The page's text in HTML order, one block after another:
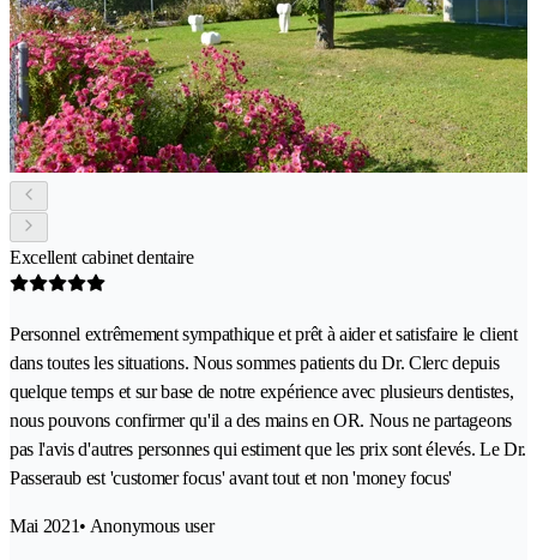
Excellent cabinet dentaire
Personnel extrêmement sympathique et prêt à aider et satisfaire le client
dans toutes les situations. Nous sommes patients du Dr. Clerc depuis
quelque temps et sur base de notre expérience avec plusieurs dentistes,
nous pouvons confirmer qu'il a des mains en OR. Nous ne partageons
pas l'avis d'autres personnes qui estiment que les prix sont élevés. Le Dr.
Passeraub est 'customer focus' avant tout et non 'money focus'
Mai 2021• Anonymous user